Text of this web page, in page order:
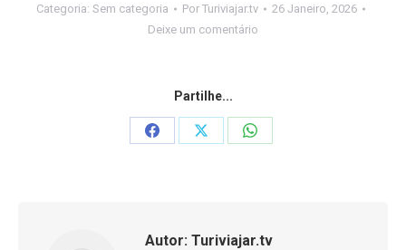
Categoria: Sem categoria Por Turiviajar.tv
26 Janeiro, 2026
Deixe um comentário
Partilhe...
Share
Share
Share
Autor: Turiviajar.tv